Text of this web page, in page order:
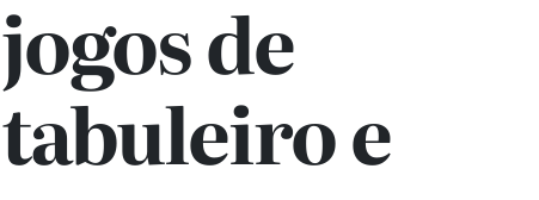
jogos de
tabuleiro e